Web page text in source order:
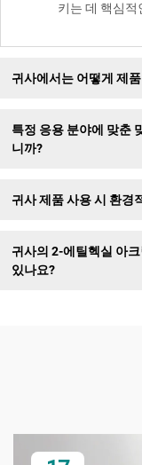
키는 데 핵심적
귀사에서는 어떻게 제
특정 응용 분야에 맞춘
니까?
귀사 제품 사용 시 환경
귀사의 2-에틸헥실 아
있나요?